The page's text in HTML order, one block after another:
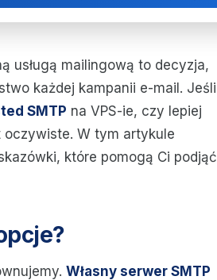
usługą mailingową to decyzja,
każdej kampanii e-mail. Jeśli
SMTP na VPS-ie, czy lepiej
W tym artykule
które pomogą Ci podjąć
Własny serwer SMTP